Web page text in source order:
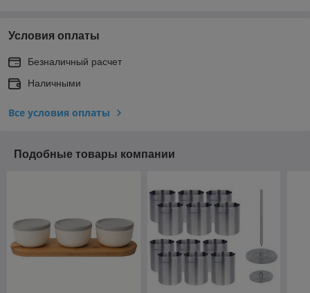
Условия оплаты
Безналичный расчет
Наличными
Все условия оплаты
Подобные товары компании